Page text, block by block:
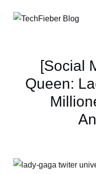
[Social
Queen: